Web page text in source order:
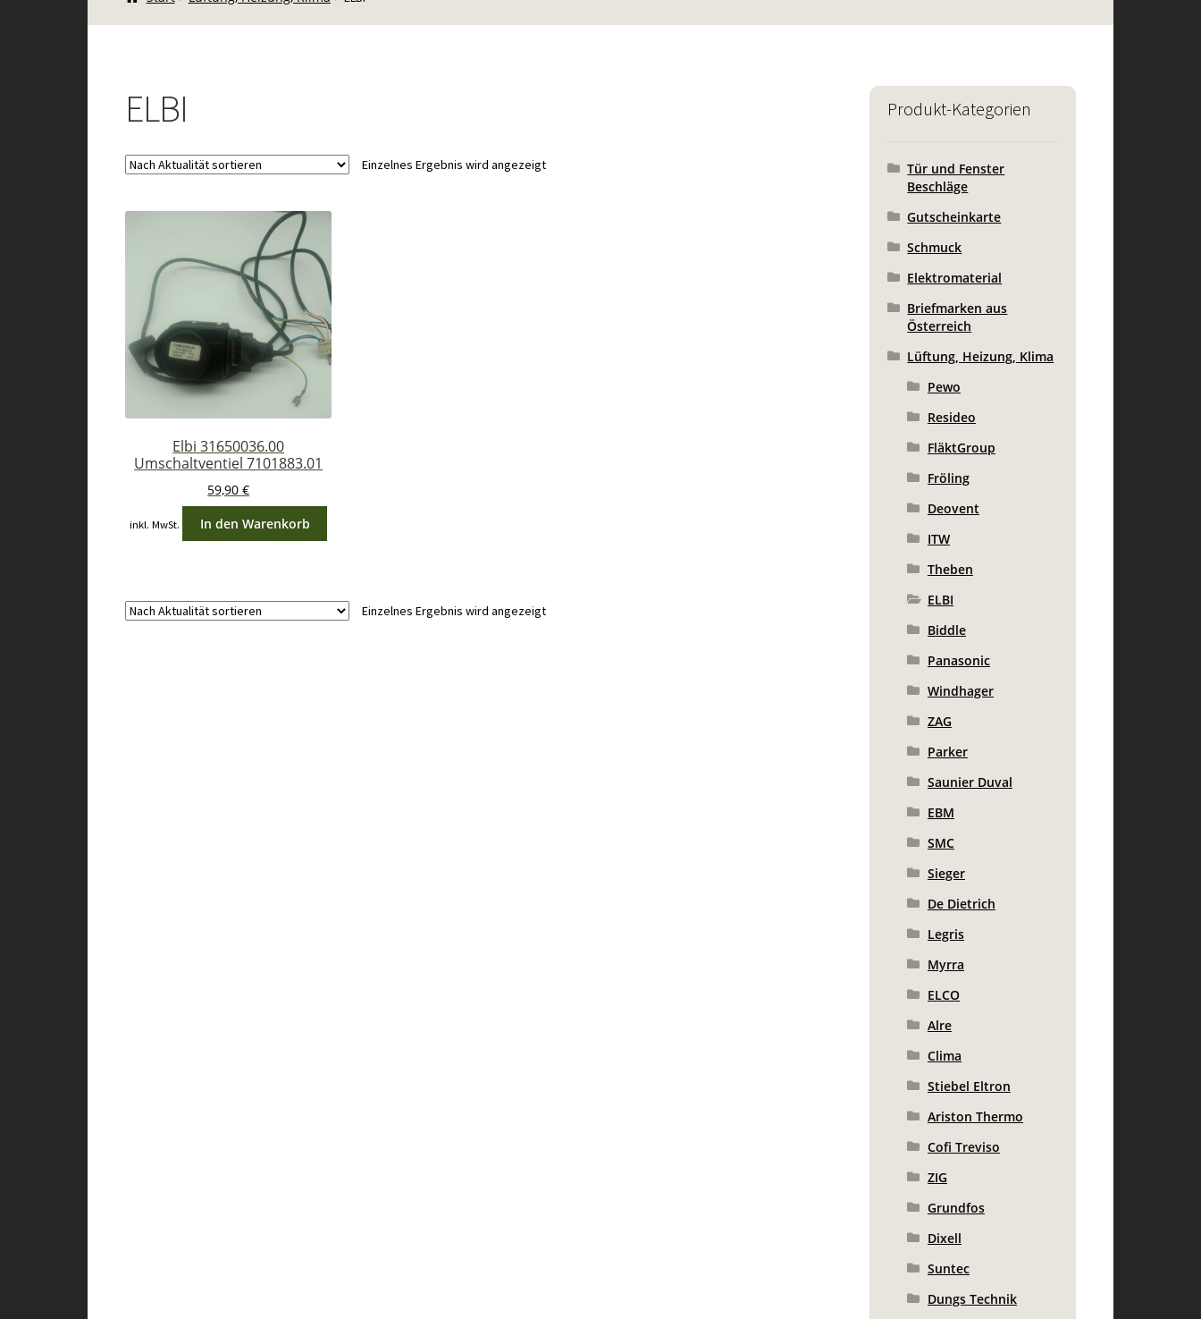
ELBI
Einzelnes Ergebnis wird angezeigt
Elbi 31650036.00
Umschaltventiel 7101883.01
59,90€
inkl. MwSt. In den Warenkorb
Einzelnes Ergebnis wird angezeigt
Produkt-Kategorien
Tür und Fenster
Beschläge
Gutscheinkarte
Schmuck
Elektromaterial
Briefmarken aus
Österreich
Lüftung, Heizung, Klima
Pewo
Resideo
FläktGroup
Fröling
Deovent
ITW
Theben
ELBI
Biddle
Panasonic
Windhager
ZAG
Parker
Saunier Duval
EBM
SMC
Sieger
De Dietrich
Legris
Myrra
ELCO
Alre
Clima
Stiebel Eltron
Ariston Thermo
Cofi Treviso
ZIG
Grundfos
Dixell
Suntec
Dungs Technik